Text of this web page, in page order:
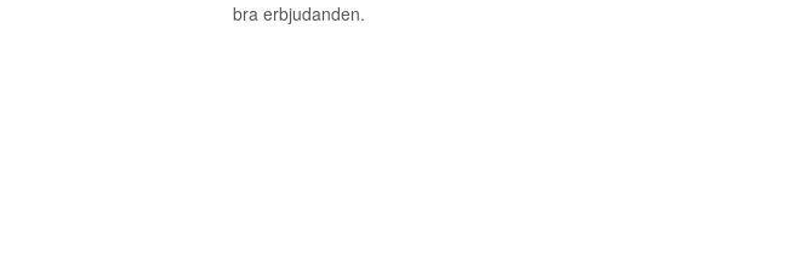
bra erbjudanden.